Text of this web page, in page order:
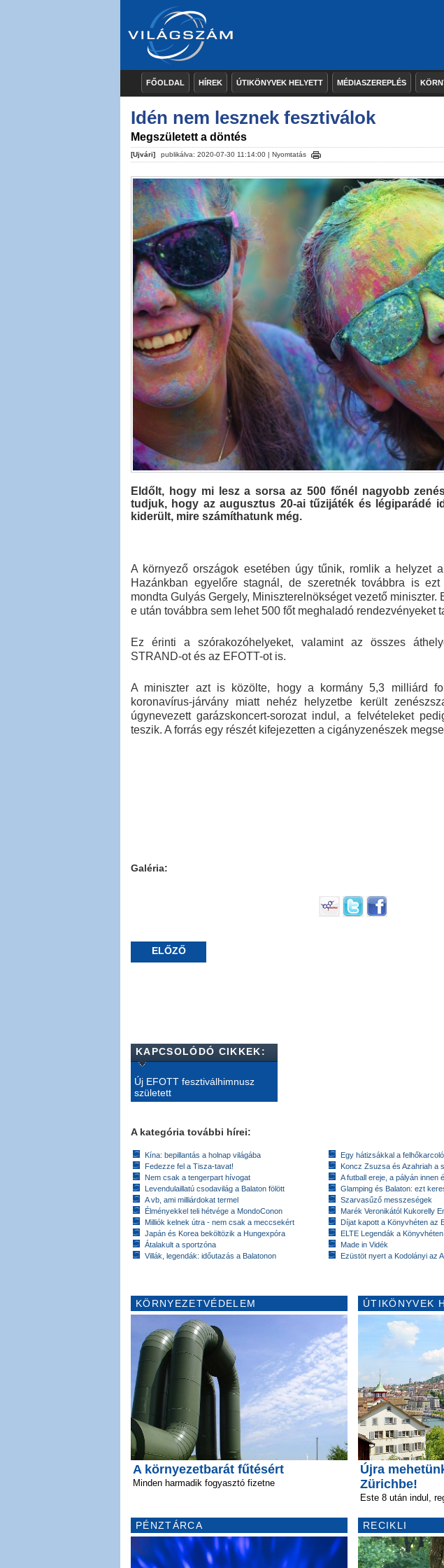
FŐOLDAL HÍREK ÚTIKÖNYVEK HELYETT MÉDIASZEREPLÉS
Idén nem lesznek fesztiválok
Megszületett a döntés
[Ujvári] publikálva: 2020-07-30 11:14:00 | Nyomtatás
Eldőlt, hogy mi lesz a sorsa az 500 főnél nagyobb
tudjuk, hogy az augusztus 20-ai tűzijáték és légiparádé
kiderült, mire számíthatunk még.
A környező országok esetében úgy tűnik, romlik a helyzet
Hazánkban egyelőre stagnál, de szeretnék továbbra is
mondta Gulyás Gergely, Miniszterelnökséget vezető miniszter.
e után továbbra sem lehet 500 főt meghaladó rendezvényeket
Ez érinti a szórakozóhelyeket, valamint az összes
STRAND-ot és az EFOTT-ot is.
A miniszter azt is közölte, hogy a kormány 5,3 milliárd
koronavírus-járvány miatt nehéz helyzetbe került
úgynevezett garázskoncert-sorozat indul, a felvételeket
teszik. A forrás egy részét kifejezetten a cigányzenészek
Galéria:
ELŐZŐ
KAPCSOLÓDÓ CIKKEK:
Új EFOTT fesztiválhimnusz
született
A kategória további hírei:
Kína: bepillantás a holnap világába
Fedezze fel a Tisza-tavat!
Nem csak a tengerpart hívogat
Levendulaillatú csodavilág a Balaton fölött
A vb, ami milliárdokat termel
Élményekkel teli hétvége a MondoConon
Milliók kelnek útra - nem csak a meccsekért
Japán és Korea beköltözik a Hungexpóra
Átalakult a sportzóna
Villák, legendák: időutazás a Balatonon
Egy hátizsákkal a
Koncz Zsuzsa és Azahriah a
A futball ereje, a pályán innen
Glamping és Balaton: ezt
Szarvasűző messzeségek
Marék Veronikától Kukorelly
Díjat kapott a Könyvhéten az
ELTE Legendák a Könyvhéten
Made in Vidék
Ezüstöt nyert a Kodolányi az
KÖRNYEZETVÉDELEM
A környezetbarát fűtésért
Minden harmadik fogyasztó fizetne
PÉNZTÁRCA
ÚTIKÖNYVEK
Újra
Zürichbe!
Este 8 után indul,
RECIKLI